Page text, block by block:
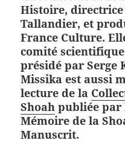
Histoire,
Tallandier, et
France Culture.
comité
présidé par Serge
Missika est aussi
lecture de la
Shoah publiée par
Mémoire de la
Manuscrit.